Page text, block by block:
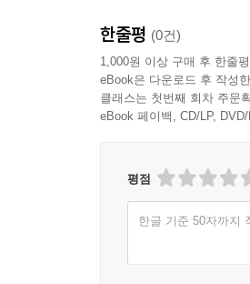
4) 총회혁신의 방향과 과
5) 미래를 향한 비전 221
3. 본 교단 총회의 사명
1) 본 교단 총회의 사명
1) 교회 내부 환경과 교
2) SWOT분석 229
5. 미래 비전(vision) 230
제4장에서 필자는 이러
실례를 들어 그 방법론
무슨 일을 하는 것이 좋
방법을 채용할 수 있을
말하는데, 그 내용은
한줄평 (0건)
1,000원 이상 구매 후 한줄
eBook은 다운로드 후 작성
클래스는 첫번째 회차 주문
eBook 페이백, CD/LP,
평점
한글 기준 50자까지